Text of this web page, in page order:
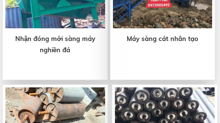
Nhận đóng mới sàng máy
nghiền đá
Máy sàng cát nhân tạo